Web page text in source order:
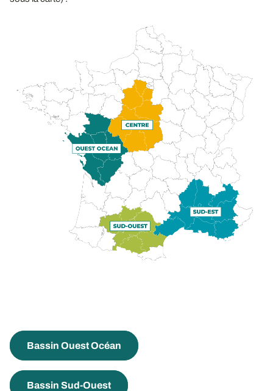
Bassin Ouest Océan
Bassin Sud-Ouest